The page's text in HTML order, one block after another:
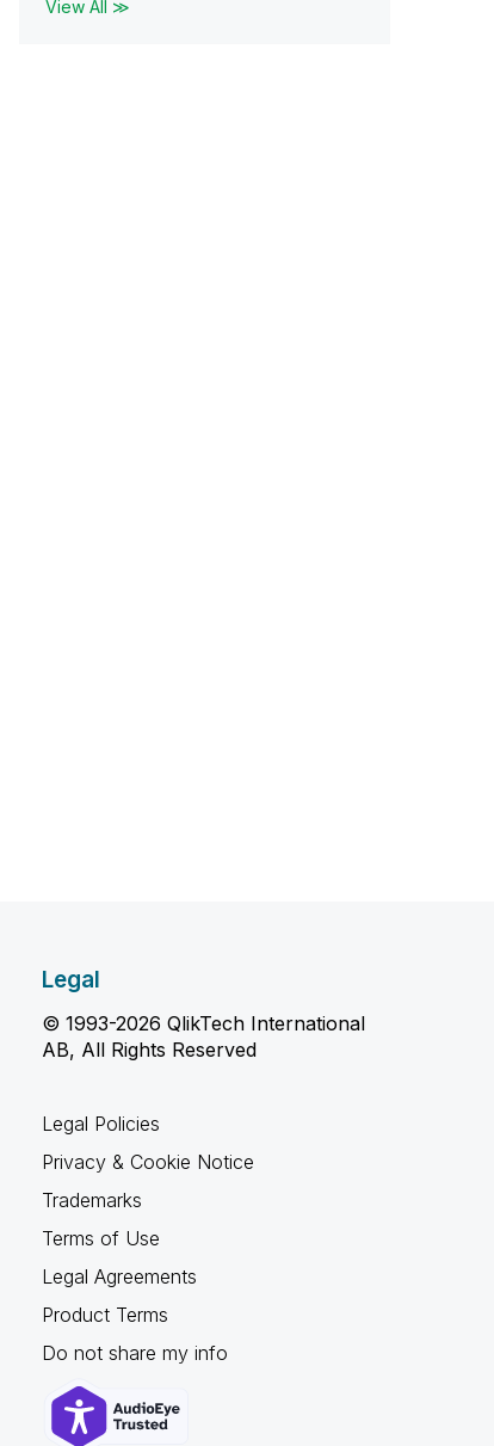
View All ≫
Legal
© 1993-2026 QlikTech International
AB, All Rights Reserved
Legal Policies
Privacy & Cookie Notice
Trademarks
Terms of Use
Legal Agreements
Product Terms
Do not share my info